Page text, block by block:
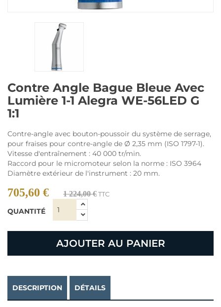
Contre Angle Bague Bleue Avec
Lumière 1-1 Alegra WE-56LED G
1:1
Contre-angle avec bouton-poussoir du système de serrage,
pour fraises pour contre-angle de Ø 2,35 mm (ISO 1797-1).
Vitesse d'entraînement : 40 000 tr/min.
Raccord pour le micromoteur selon la norme : ISO 3964
Diamètre extérieur de l'instrument : 20 mm.
705,60 € 1 224,00 €TTC
QUANTITÉ
AJOUTER AU PANIER
DESCRIPTION DÉTAILS